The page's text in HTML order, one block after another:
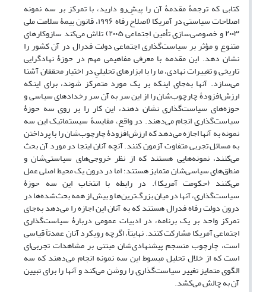
کتابی که ترجمۀ مقدمۀ آن را پیشِ‌رو دارید، با تمرکز بر سه نمونه
اصلاحات سیاستی در آمریکا (اصلاح رفاه ۱۹۹۶، قانون بیمۀ سلامت ملی
۲۰۰۳ و خصوصی‌سازی تأمین اجتماعی ۲۰۰۵) تلاش می‌کند سازوکارهای
متنوع و مؤثر بر سیاست‌گذاری اجتماعی دولت فدرال در آن کشور را
نشان دهد. این مقدمه با معرفی مفاهیمی مهم در حوزۀ نهادگرایی
تاریخی و تغییرات نهادی، ما را با ابزارهای تحلیلیِ در اختیار محققان آشنا
می‌سازد. آنها به‌جای اینکه بر یک مورد متمرکز شوند، برای اینکه
ارزش‌افزودۀ چارچوب‌شان را از این سر به آن سر رخدادهای سیاسی و
حوزه‌های سیاست‌گذاری نشان دهند، این‌ کار را بر روی سه‌ حوزۀ
سیاست‌گذاری انجام می‌دهند. در واقع، مقایسۀ سیستماتیک این سه
نمونه به آنها اجازه می‌دهد که ارزش‌افزودۀ چارچوب‌شان را با پرداختن
به مسائل تجربی متفاوت آزمون کنند. آنچه آنان اینجا در مورد آن بحث
می‌کنند، نمونه‌هایی هستند که از نظر خروجی‌های سیاستی‌شان و
منطق‌های سیاسی‌شان متمایز هستند؛ اما در درون یک محیط اصلی عمل
می‌کنند (حکومت آمریکا). در رابطه با انتخاب این سه حوزۀ
سیاست‌گذاری، آنها در میان بزرگ‌ترین‌ها و بیش از همه بحث‌شده‌ها در
درون دولت رفاه فدرال هستند که به آنان این اجازه را می‌دهد به‌جای
تمرکز واحد بر یک برنامه، در ادبیات عمومی دربارۀ سیاست‌گذاری
اجتماعی آمریکا مشارکت کنند. نهایتاً، اگرچه رویکرد آنان عمدتاً قیاسی
است، چارچوب منسجم پیشنهادی‌شان مبتنی بر مشاهدات تجربی‌ای
است که از خلال تحلیل مبسوط این سه نمونه انجام می‌دهند که سه
الگوی متمایز تغییر سیاست‌گذاری را روشن می‌کند و آنها را برای تبیین
آن‌ به چالش می‌کشد.